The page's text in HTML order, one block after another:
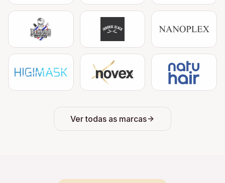
Ver todas as marcas